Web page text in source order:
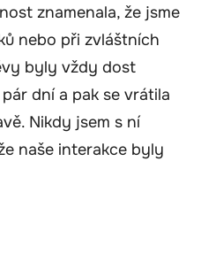
znamenala, že jsme
nebo při zvláštních
byly vždy dost
dní a pak se vrátila
Nikdy jsem s ní
naše interakce byly